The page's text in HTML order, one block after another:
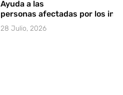
Ayuda a las
personas afectadas por los
28 Julio, 2026